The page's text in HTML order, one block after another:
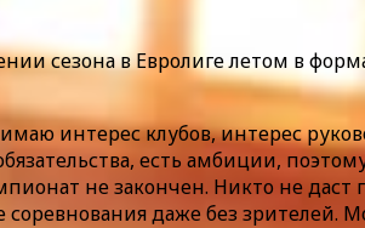
сезона в Евролиге летом в
интерес клубов, интерес
есть амбиции,
не закончен. Никто не даст
соревнования даже без зрителей.